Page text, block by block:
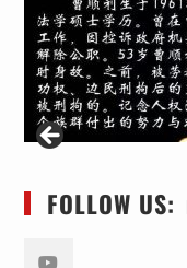
FOLLOW US: